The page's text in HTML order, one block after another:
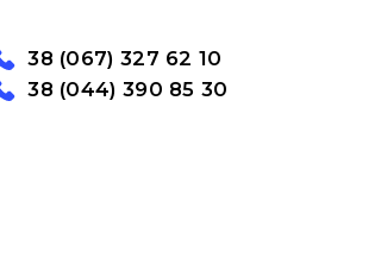
38 (067) 327 62 10
38 (044) 390 85 30